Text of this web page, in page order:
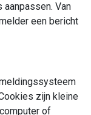
Van
een bericht
zijn kleine
of